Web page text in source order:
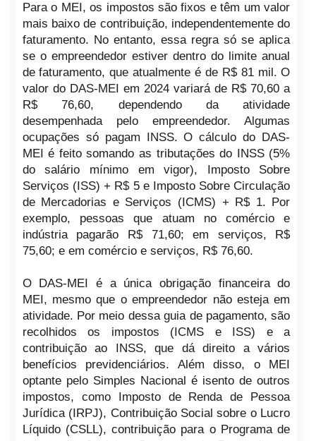
Para o MEI, os impostos são fixos e têm um valor
mais baixo de contribuição, independentemente do
faturamento. No entanto, essa regra só se aplica
se o empreendedor estiver dentro do limite anual
de faturamento, que atualmente é de R$ 81 mil. O
valor do DAS-MEI em 2024 variará de R$ 70,60 a
R$ 76,60, dependendo da atividade
desempenhada pelo empreendedor. Algumas
ocupações só pagam INSS. O cálculo do DAS-
MEI é feito somando as tributações do INSS (5%
do salário mínimo em vigor), Imposto Sobre
Serviços (ISS) + R$ 5 e Imposto Sobre Circulação
de Mercadorias e Serviços (ICMS) + R$ 1. Por
exemplo, pessoas que atuam no comércio e
indústria pagarão R$ 71,60; em serviços, R$
75,60; e em comércio e serviços, R$ 76,60.
O DAS-MEI é a única obrigação financeira do
MEI, mesmo que o empreendedor não esteja em
atividade. Por meio dessa guia de pagamento, são
recolhidos os impostos (ICMS e ISS) e a
contribuição ao INSS, que dá direito a vários
benefícios previdenciários. Além disso, o MEI
optante pelo Simples Nacional é isento de outros
impostos, como Imposto de Renda de Pessoa
Jurídica (IRPJ), Contribuição Social sobre o Lucro
Líquido (CSLL), contribuição para o Programa de